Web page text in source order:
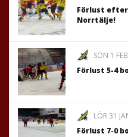
Förlust
Norrtälje!
SÖN 1
Förlust 5-4
LÖR 31
Förlust 7-0